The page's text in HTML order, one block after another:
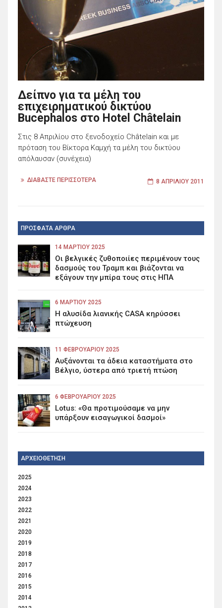
Δείπνο για τα μέλη του
επιχειρηματικού δικτύου
Bucephalos στο Hotel Châtelain
Στις 8 Απριλίου στο ξενοδοχείο Châtelain και με
πρόταση του Βίκτορα Καμχή τα μέλη του δικτύου
απόλαυσαν (συνέχεια)
ΔΙΑΒΑΣΤΕ ΠΕΡΙΣΣΟΤΕΡΑ 8 ΑΠΡΙΛΊΟΥ 2011
ΠΡΟΣΦΑΤΑ ΑΡΘΡΑ
14 ΜΑΡΤΊΟΥ 2025
Οι βελγικές ζυθοποιίες περιμένουν τους
δασμούς του Τραμπ και βιάζονται να
εξάγουν την μπίρα τους στις ΗΠΑ
6 ΜΑΡΤΊΟΥ 2025
Η αλυσίδα λιανικής CASA κηρύσσει
πτώχευση
11 ΦΕΒΡΟΥΑΡΊΟΥ 2025
Αυξάνονται τα άδεια καταστήματα στο
Βέλγιο, ύστερα από τριετή πτώση
6 ΦΕΒΡΟΥΑΡΊΟΥ 2025
Lotus: «Θα προτιμούσαμε να μην
υπάρξουν εισαγωγικοί δασμοί»
ΑΡΧΕΙΟΘΕΤΗΣΗ
2025
2024
2023
2022
2021
2020
2019
2018
2017
2016
2015
2014